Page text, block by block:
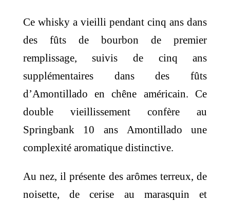
Ce whisky a vieilli pendant cinq ans dans
des fûts de bourbon de premier
remplissage, suivis de cinq ans
supplémentaires dans des fûts
d’Amontillado en chêne américain. Ce
double vieillissement confère au
Springbank 10 ans Amontillado une
complexité aromatique distinctive.
Au nez, il présente des arômes terreux, de
noisette, de cerise au marasquin et